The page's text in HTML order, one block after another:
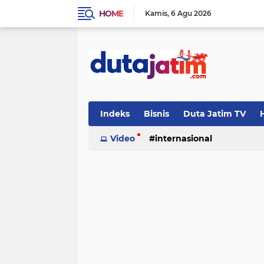
HOME Kamis 6 Agu 2026
Indeks Bisnis Duta Jatim TV
Video internasional